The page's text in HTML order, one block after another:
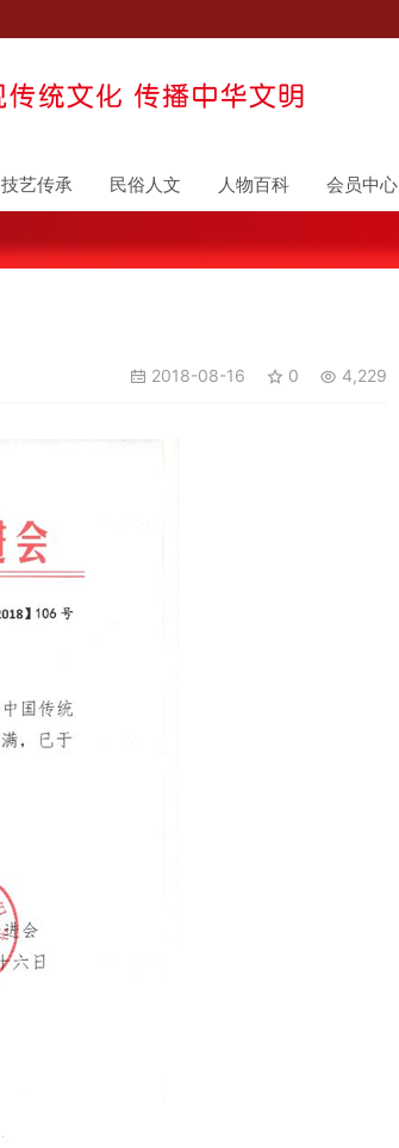
技艺传承 民俗人文 人物百科 会员中心
2018-08-16 0 4,229